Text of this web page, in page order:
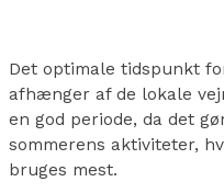
Det optimale tidspunkt
afhænger af de lokale
en god periode, da det
sommerens aktiviteter,
bruges mest.